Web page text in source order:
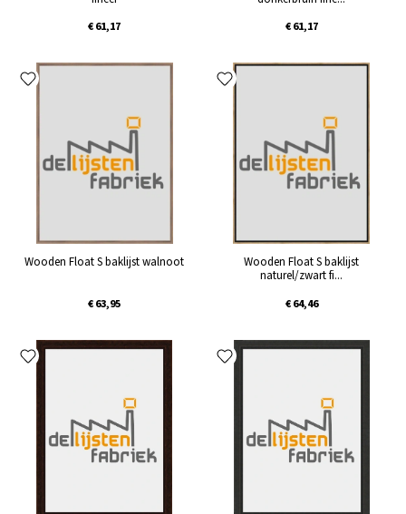
€ 61,17 € 61,17
Wooden Float S baklijst walnoot
€ 63,95
Wooden Float S baklijst
naturel/zwart fi...
€ 64,46